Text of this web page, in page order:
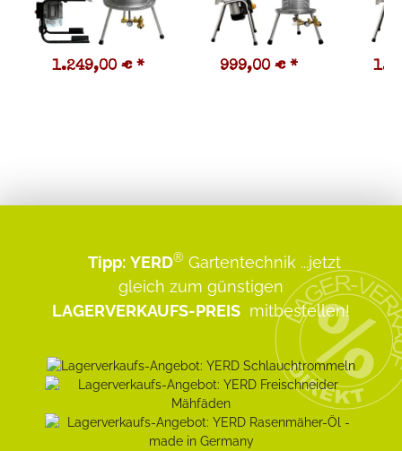
1.249,00 € * 999,00 € *
Tipp: YERD® Gartentechnik ...jetzt
gleich zum günstigen
LAGERVERKAUFS-PREIS mitbestellen!